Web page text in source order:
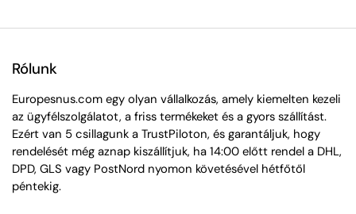
Rólunk
Europesnus.com egy olyan vállalkozás, amely kiemelten kezeli
az ügyfélszolgálatot, a friss termékeket és a gyors szállítást.
Ezért van 5 csillagunk a TrustPiloton, és garantáljuk, hogy
rendelését még aznap kiszállítjuk, ha 14:00 előtt rendel a DHL,
DPD, GLS vagy PostNord nyomon követésével hétfőtől
péntekig.